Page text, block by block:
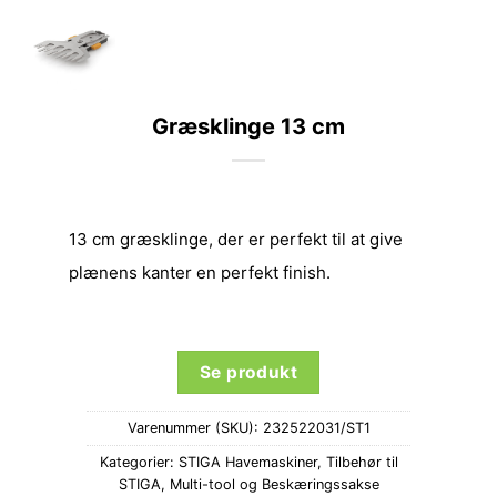
Græsklinge 13 cm
13 cm græsklinge, der er perfekt til at give
plænens kanter en perfekt finish.
Se produkt
Varenummer (SKU): 232522031/ST1
Kategorier: STIGA Havemaskiner, Tilbehør til
STIGA, Multi-tool og Beskæringssakse